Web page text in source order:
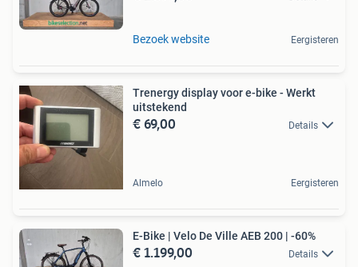
Bezoek website Eergisteren
Trenergy display voor e-bike - Werkt
uitstekend
€ 69,00 Details
Almelo Eergisteren
E-Bike | Velo De Ville AEB 200 | -60%
€ 1.199,00 Details